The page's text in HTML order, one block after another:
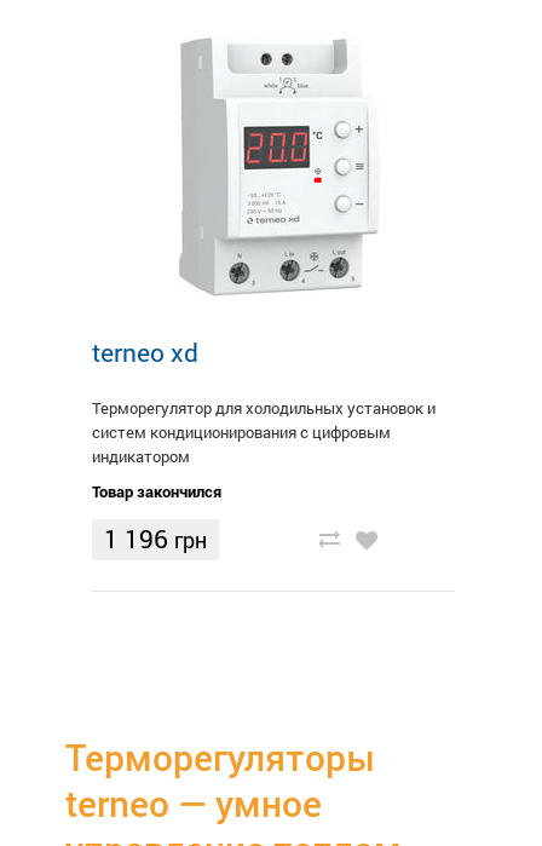
terneo xd
Терморегулятор для холодильных установок и
систем кондиционирования с цифровым
индикатором
Товар закончился
1 196 грн
Терморегуляторы
terneo — умное